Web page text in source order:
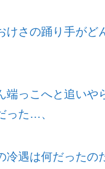
けさの踊り手がど
端っこへと追いや
った…、
冷遇は何だったの